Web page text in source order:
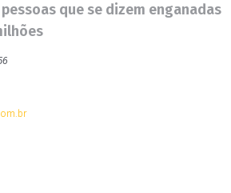
que se dizem enganadas